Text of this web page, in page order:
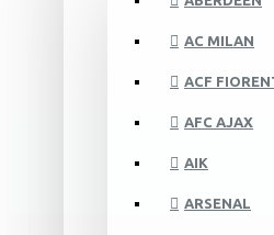
AC MILAN
ACF
AFC AJAX
AIK
ARSENAL